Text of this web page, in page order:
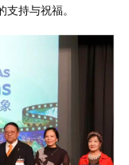
持与祝福。